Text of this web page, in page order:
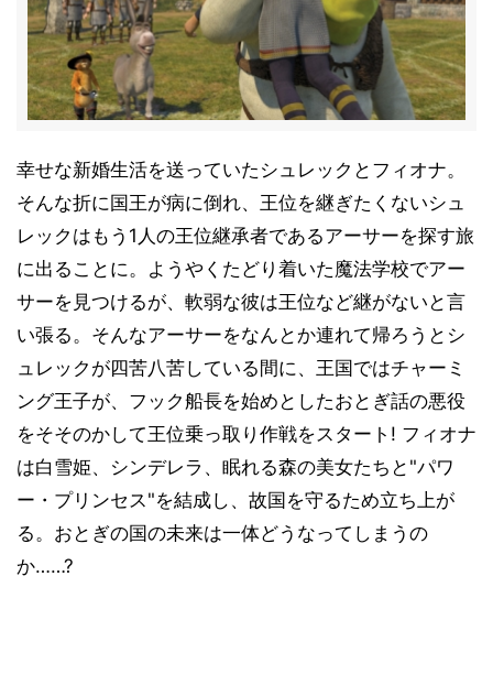
幸せな新婚生活を送っていたシュレックとフィオナ。
そんな折に国王が病に倒れ、王位を継ぎたくないシュ
レックはもう1人の王位継承者であるアーサーを探す旅
に出ることに。ようやくたどり着いた魔法学校でアー
サーを見つけるが、軟弱な彼は王位など継がないと言
い張る。そんなアーサーをなんとか連れて帰ろうとシ
ュレックが四苦八苦している間に、王国ではチャーミ
ング王子が、フック船長を始めとしたおとぎ話の悪役
をそそのかして王位乗っ取り作戦をスタート! フィオナ
は白雪姫、シンデレラ、眠れる森の美女たちと"パワ
ー・プリンセス"を結成し、故国を守るため立ち上が
る。おとぎの国の未来は一体どうなってしまうの
か……?